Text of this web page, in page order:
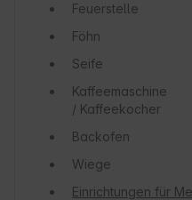
Feuerstelle
Föhn
Seife
Kaffeemaschine
/ Kaffeekocher
Backofen
Wiege
Einrichtungen für